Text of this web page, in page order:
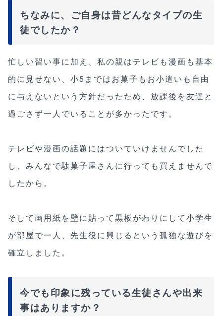
ちなみに、ご自身は昔どんなタイプの生
徒でしたか？
忙しい習い事に加え、私の親はテレビも漫画も基本
的に見せない、小5まではお菓子もお小遣いも自由
に与えないという方針だったため、放課後を友達と
過ごさず一人でいることが多かったです。
テレビや漫画の話題にはついていけませんでした
し、みんなで駄菓子屋さんに行っても買えませんで
したから。
そして画用紙を壁に貼って黒板がわりにして小学生
が部屋で一人、先生役に興じるという孤独な遊びを
確立しました。
今でも印象に残っている生徒さんや出来
事はありますか？